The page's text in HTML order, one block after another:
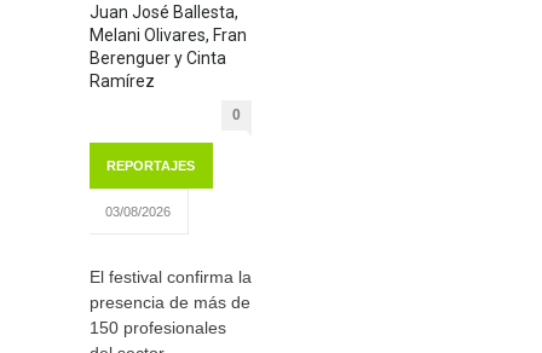
Juan José Ballesta,
Melani Olivares, Fran
Berenguer y Cinta
Ramírez
0
REPORTAJES
03/08/2026
El festival confirma la
presencia de más de
150 profesionales